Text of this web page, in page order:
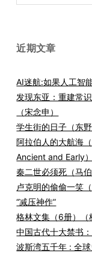
索：
近期文章
AI迷航:如果人工智
发现东亚：重建常
（宋念申）
学生街的日子（东野
阿拉伯人的大航海
Ancient and Early）
秦二世必须死（马伯
卢克明的偷偷一笑
“减压神作”
格林文集（6册）（
中国古代十大禁书
波斯湾五千年 : 全